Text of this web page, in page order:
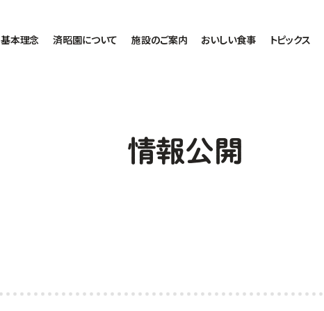
基本理念 済昭園について 施設のご案内 おいしい食事 トピックス
情報公開